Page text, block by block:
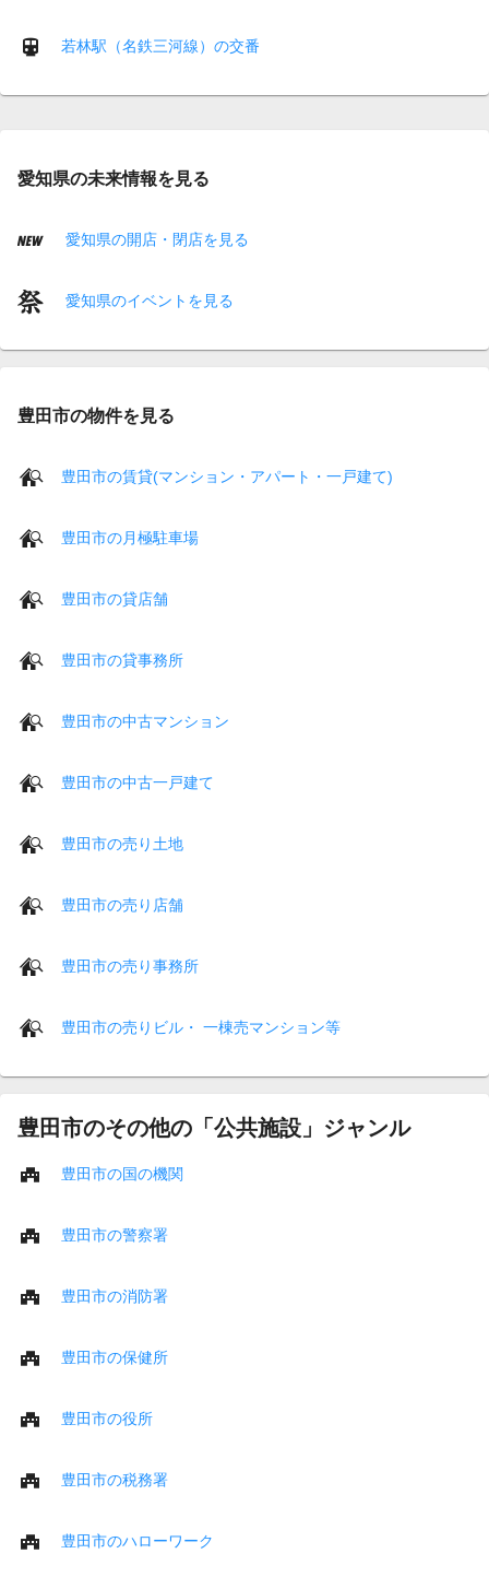
若林駅（名鉄三河線）の交番
愛知県の未来情報を見る
愛知県の開店・閉店を見る
愛知県のイベントを見る
豊田市の物件を見る
豊田市の賃貸(マンション・アパート・一戸建て)
豊田市の月極駐車場
豊田市の貸店舗
豊田市の貸事務所
豊田市の中古マンション
豊田市の中古一戸建て
豊田市の売り土地
豊田市の売り店舗
豊田市の売り事務所
豊田市の売りビル・ 一棟売マンション等
豊田市のその他の「公共施設」ジャンル
豊田市の国の機関
豊田市の警察署
豊田市の消防署
豊田市の保健所
豊田市の役所
豊田市の税務署
豊田市のハローワーク